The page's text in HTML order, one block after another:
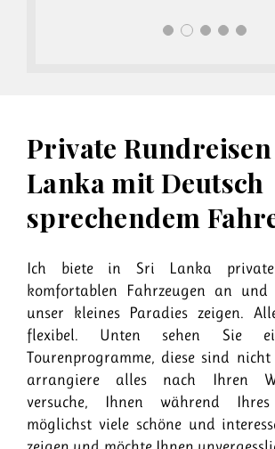
Private
Lanka mit Deutsch
sprechendem
Ich biete in Sri Lanka
komfortablen Fahrzeugen an und
unser kleines Paradies zeigen.
flexibel. Unten sehen Sie
Tourenprogramme, diese sind
arrangiere alles nach Ihren
versuche, Ihnen während Ihres
möglichst viele schöne und